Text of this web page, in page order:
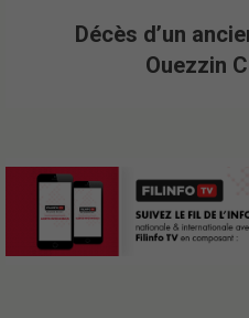
Décès d’un
Ouezzin